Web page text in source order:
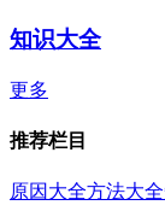
知识大全
更多
推荐栏目
原因大全方法大全